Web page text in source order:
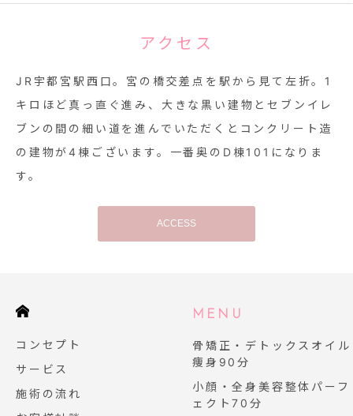
アクセス
JR宇都宮駅西口。宮の橋交差点を駅から見て左折。1
キロほど真っ直ぐ進み、大きな黒い建物とセブンイレ
ブンの間の細い道を進んでいただくとコンクリート造
の建物が4棟ございます。一番奥のD棟101になりま
す。
ACCESS
コンセプト
サービス
施術の流れ
MENU
骨矯正・デトックスオイル
痩身90分
小顔・全身美容整体パーフ
ェクト70分